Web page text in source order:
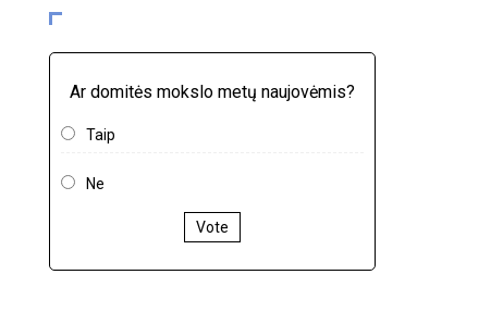
Ar domitės mokslo metų naujovėmis?
Taip
Ne
Vote